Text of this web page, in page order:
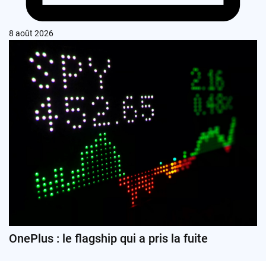
8 août 2026
OnePlus : le flagship qui a pris la fuite